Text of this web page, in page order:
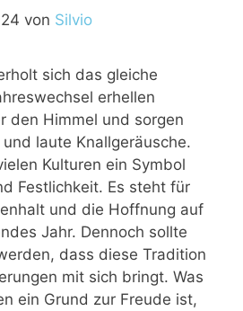
von Silvio
sich das gleiche
erhellen
den Himmel und sorgen
laute Knallgeräusche.
Kulturen ein Symbol
Festlichkeit. Es steht für
und die Hoffnung auf
Jahr. Dennoch sollte
dass diese Tradition
mit sich bringt. Was
ein Grund zur Freude ist,